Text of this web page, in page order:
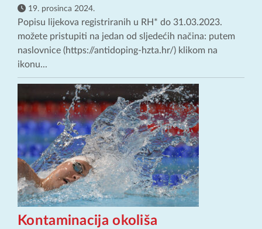
19. prosinca 2024.
Popisu lijekova registriranih u RH* do 31.03.2023.
možete pristupiti na jedan od sljedećih načina: putem
naslovnice (https://antidoping-hzta.hr/) klikom na
ikonu...
Kontaminacija okoliša